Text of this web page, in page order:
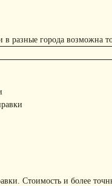
в разные города возможна
Стоимость и более